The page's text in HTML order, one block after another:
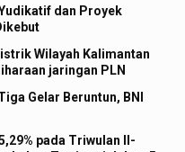
dan Proyek
Wilayah Kalimantan
jaringan PLN
Gelar Beruntun, BNI
pada Triwulan II-